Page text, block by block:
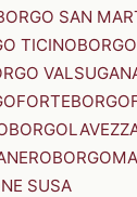
SAN
TICINO
SUSA